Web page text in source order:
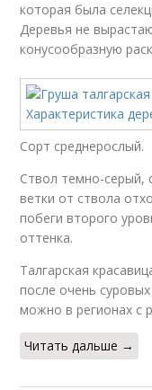
которая была
Деревья не
конусообразную
Сорт среднерослый.
Ствол темно-серый,
ветки от ствола
побеги второго
оттенка.
Талгарская
после очень
можно в регионах с
Читать дальше →